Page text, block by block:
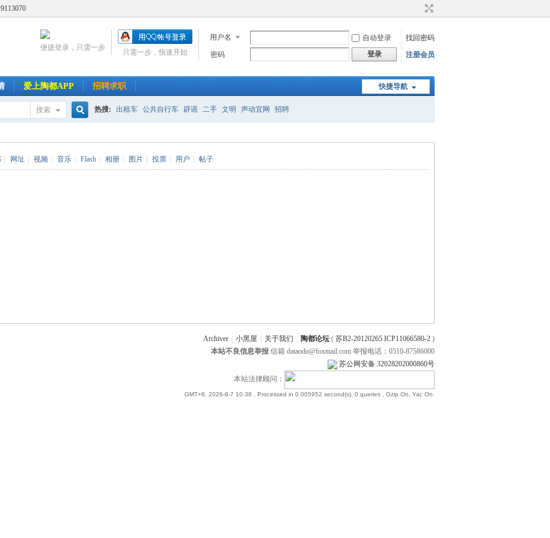
用户名 自动登录
找回密码
密码
登录 注册会员
只需一步，快速开始
便捷登录，只需一步
快捷导航
爱上陶都APP 招聘求职
搜索 热搜: 出租车 公共自行车 辟谣 二手 文明 声动宜网 招聘
网址 视频 音乐 Flash 相册 图片 投票 用户 帖子
Archiver 小黑屋 关于我们 陶都论坛 ( 苏B2-20120265 ICP11066580-2 )
本站不良信息举报 信箱 dataodu@foxmail.com 举报电话：0510-87586000
苏公网安备 32028202000860号
本站法律顾问：
GMT+8, 2026-8-7 10:38 , Processed in 0.005952 second(s), 0 queries , Gzip On, Yac On.